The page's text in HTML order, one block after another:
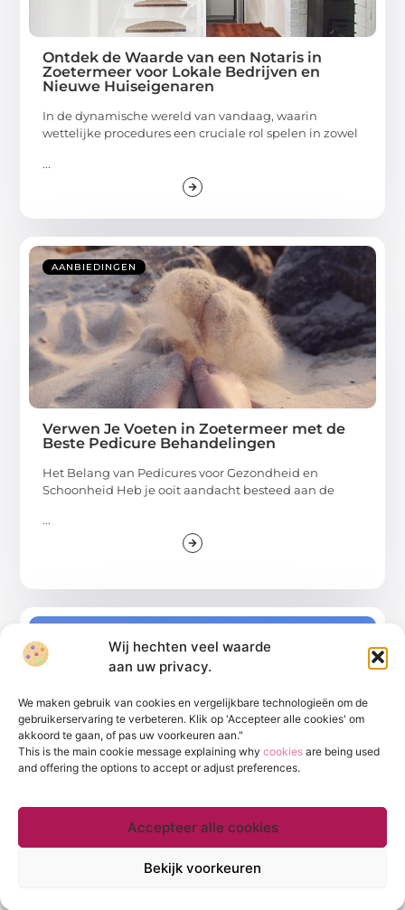
Wij hechten veel waarde
aan uw privacy.
We maken gebruik van cookies en vergelijkbare technologieën om de
gebruikerservaring te verbeteren. Klik op 'Accepteer alle cookies' om
akkoord te gaan, of pas uw voorkeuren aan."
This is the main cookie message explaining why cookies are being used
and offering the options to accept or adjust preferences.
Accepteer alle cookies
Bekijk voorkeuren
Ontdek de Waarde van een Notaris in
Zoetermeer voor Lokale Bedrijven en
Nieuwe Huiseigenaren
In de dynamische wereld van vandaag, waarin
wettelijke procedures een cruciale rol spelen in zowel
...
AANBIEDINGEN
Verwen Je Voeten in Zoetermeer met de
Beste Pedicure Behandelingen
Het Belang van Pedicures voor Gezondheid en
Schoonheid Heb je ooit aandacht besteed aan de
...
pendelaars, autofanaten en milieubewusten een heet